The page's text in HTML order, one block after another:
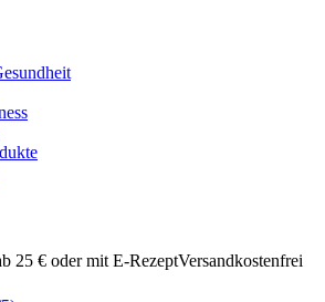
25 € oder mit E-RezeptVersandkostenfrei